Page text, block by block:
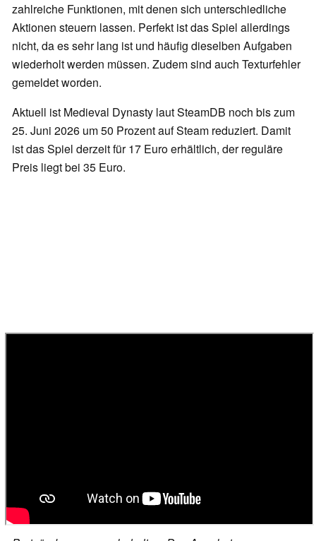
zahlreiche Funktionen, mit denen sich unterschiedliche
Aktionen steuern lassen. Perfekt ist das Spiel allerdings
nicht, da es sehr lang ist und häufig dieselben Aufgaben
wiederholt werden müssen. Zudem sind auch Texturfehler
gemeldet worden.
Aktuell ist Medieval Dynasty laut SteamDB noch bis zum
25. Juni 2026 um 50 Prozent auf Steam reduziert. Damit
ist das Spiel derzeit für 17 Euro erhältlich, der reguläre
Preis liegt bei 35 Euro.